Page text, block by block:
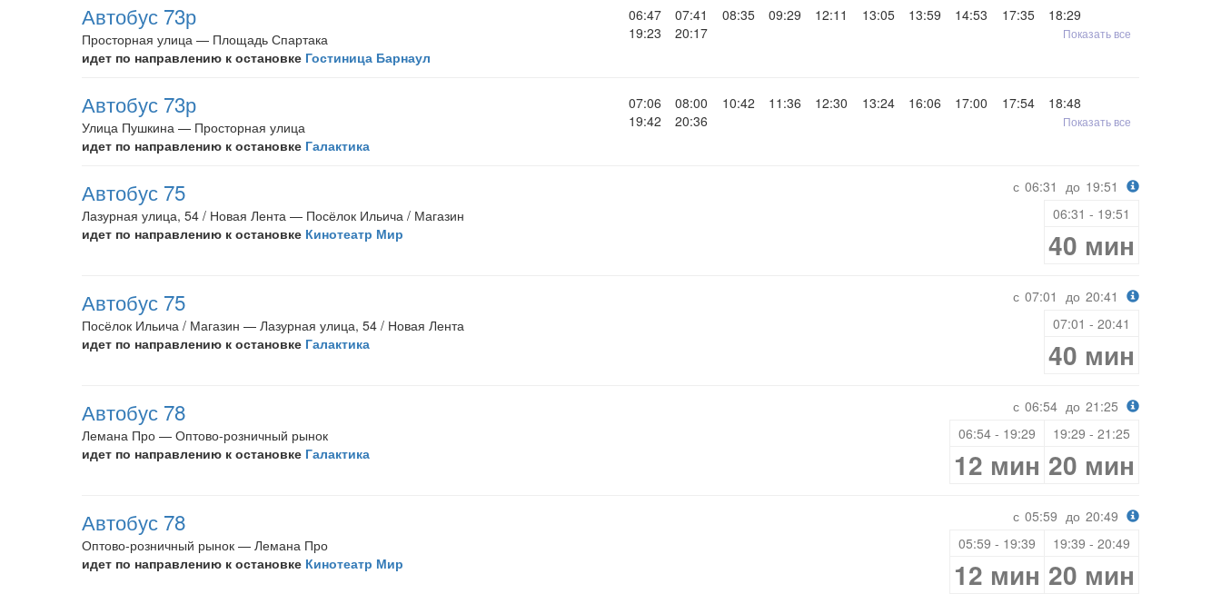
Автобус 73р
Просторная улица — Площадь Спартака
идет по направлению к остановке Гостиница Барнаул
06:47 07:41 08:35 09:29 12:11 13:05 13:59 14:53 17:35
18:29
19:23
20:17 Показать все
Автобус 73р
Улица Пушкина — Просторная улица
идет по направлению к остановке Галактика
07:06 08:00 10:42 11:36 12:30 13:24 16:06 17:00 17:54
18:48
19:42
20:36 Показать все
Автобус 75
Лазурная улица, 54 / Новая Лента — Посёлок Ильича / Магазин
идет по направлению к остановке Кинотеатр Мир
с 06:31 до 19:51
06:31 - 19:51
40 мин
Автобус 75
Посёлок Ильича / Магазин — Лазурная улица, 54 / Новая Лента
идет по направлению к остановке Галактика
с 07:01 до 20:41
07:01 - 20:41
40 мин
Автобус 78
Лемана Про — Оптово-розничный рынок
идет по направлению к остановке Галактика
с 06:54 до 21:25
06:54 - 19:29
19:29 - 21:25
12 мин 20 мин
Автобус 78
Оптово-розничный рынок — Лемана Про
идет по направлению к остановке Кинотеатр Мир
с 05:59 до 20:49
05:59 - 19:39
19:39 - 20:49
12 мин 20 мин